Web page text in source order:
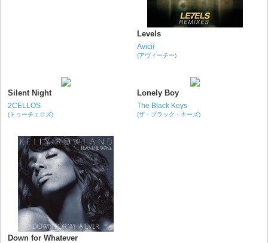
Levels
Avicii
(アヴィーチー)
Silent Night
2CELLOS
(トゥーチェロズ)
Lonely Boy
The Black Keys
(ザ・ブラック・キーズ)
Down for Whatever